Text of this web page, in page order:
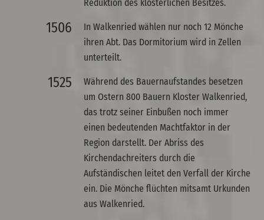
Reduktion des klösterlichen Besitzes.
1506
In Walkenried wählen nur noch 12 Mönche
ihren Abt. Das Dormitorium wird in Zellen
unterteilt.
1525
Während des Bauernaufstandes besetzen
um Ostern 800 Bauern Kloster Walkenried,
das trotz seiner Einbußen noch immer
einen bedeutenden Machtfaktor in der
Region darstellt. Der Abriss des
Kirchendachreiters durch die
Aufständischen leitet den Verfall der Kirche
ein. Die Mönche flüchten mitsamt Urkunden
aus Walkenried.